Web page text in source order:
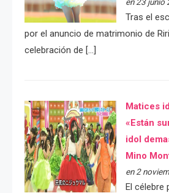
Tras el
por el anuncio de matrimonio de
celebración de […]
Matices
«Están
idol
Mino
en 2
El célebre